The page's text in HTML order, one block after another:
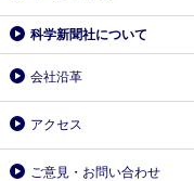
科学新聞社について
会社沿革
アクセス
ご意見・お問い合わせ